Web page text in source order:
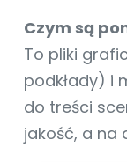
+48 12
OO Akademii
Czym są
To pliki
podkłady) i
do treści
jakość, a na